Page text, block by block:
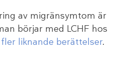
av migränsymtom är
börjar med LCHF hos
liknande berättelser.